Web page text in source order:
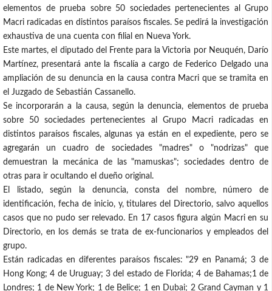
elementos de prueba sobre 50 sociedades pertenecientes al Grupo
Macri radicadas en distintos paraísos fiscales. Se pedirá la investigación
exhaustiva de una cuenta con filial en Nueva York.
Este martes, el diputado del Frente para la Victoria por Neuquén, Darío
Martínez, presentará ante la fiscalía a cargo de Federico Delgado una
ampliación de su denuncia en la causa contra Macri que se tramita en
el Juzgado de Sebastián Cassanello.
Se incorporarán a la causa, según la denuncia, elementos de prueba
sobre 50 sociedades pertenecientes al Grupo Macri radicadas en
distintos paraísos fiscales, algunas ya están en el expediente, pero se
agregarán un cuadro de sociedades "madres" o "nodrizas" que
demuestran la mecánica de las "mamuskas"; sociedades dentro de
otras para ir ocultando el dueño original.
El listado, según la denuncia, consta del nombre, número de
identificación, fecha de inicio, y, titulares del Directorio, salvo aquellos
casos que no pudo ser relevado. En 17 casos figura algún Macri en su
Directorio, en los demás se trata de ex-funcionarios y empleados del
grupo.
Están radicadas en diferentes paraísos fiscales: "29 en Panamá; 3 de
Hong Kong; 4 de Uruguay; 3 del estado de Florida; 4 de Bahamas;1 de
Londres; 1 de New York; 1 de Belice; 1 en Dubai; 2 Grand Cayman y 1